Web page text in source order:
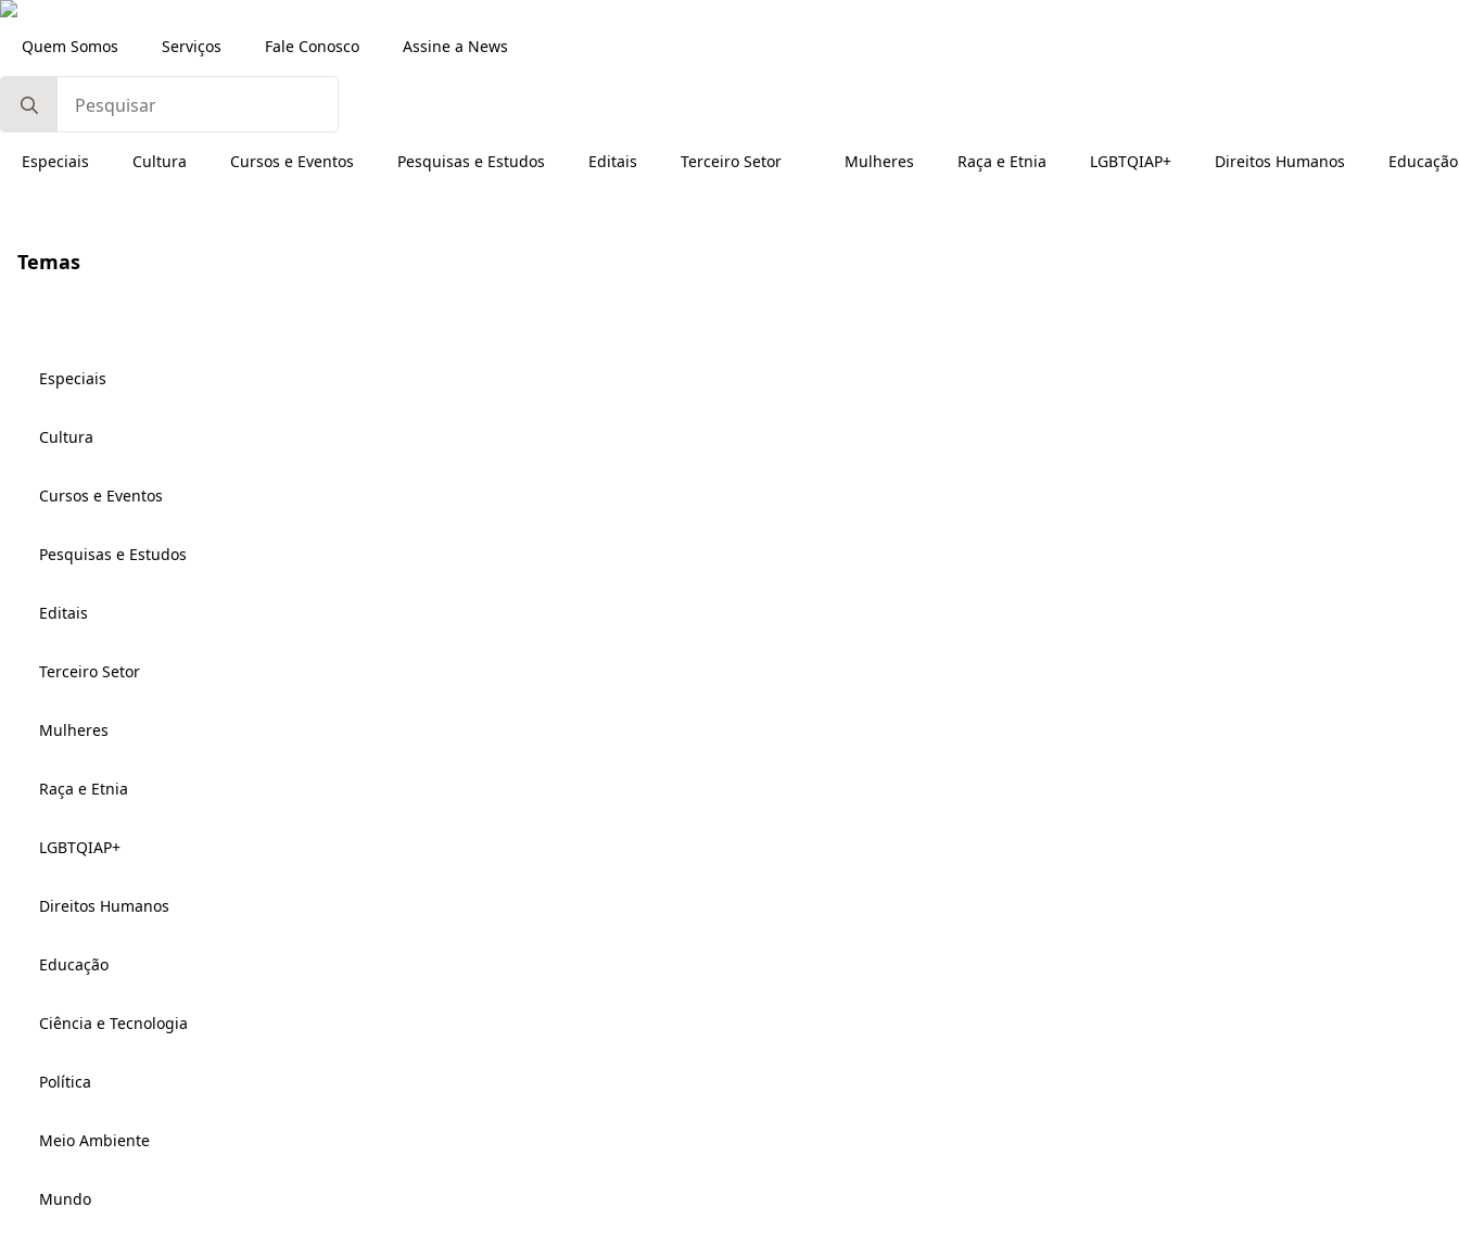
Quem Somos Serviços Fale Conosco Assine a News
for:
Especiais Cultura Cursos e Eventos Pesquisas e Estudos Editais Terceiro Setor Mulheres Raça e Etnia LGBTQIAP+ Direitos Humanos Educação
Temas
Especiais
Cultura
Cursos e Eventos
Pesquisas e Estudos
Editais
Terceiro Setor
Mulheres
Raça e Etnia
LGBTQIAP+
Direitos Humanos
Educação
Ciência e Tecnologia
Política
Meio Ambiente
Mundo